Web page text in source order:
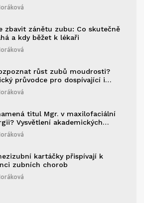
zbavit zánětu zubu: Co skutečně
a kdy běžet k lékaři
růst zubů moudrosti?
průvodce pro dospívající i
titul Mgr. v maxilofaciální
Vysvětlení akademických
kartáčky přispívají k
zubních chorob